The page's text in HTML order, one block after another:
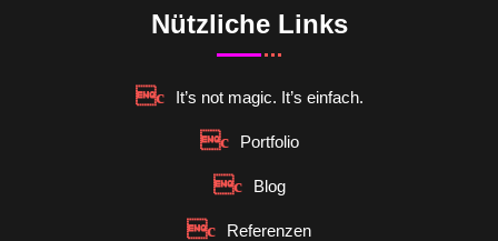
Nützliche Links
It’s not magic. It’s einfach.
Portfolio
Blog
Referenzen